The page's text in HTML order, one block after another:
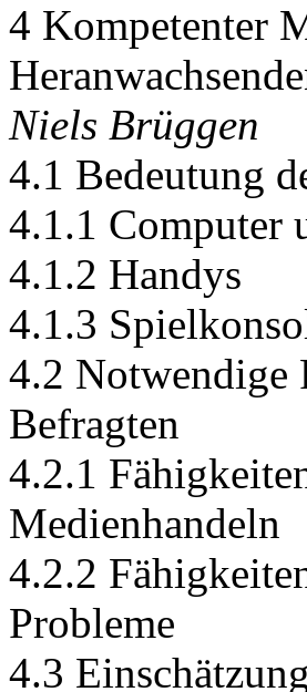
4 Kompetenter
Niels Brüggen
4.1 Bedeutung
4.1.1 Computer
4.1.2 Handys
4.1.3
4.2 Notwendige
Befragten
4.2.1
Medienhandeln
4.2.2
Probleme
4.3